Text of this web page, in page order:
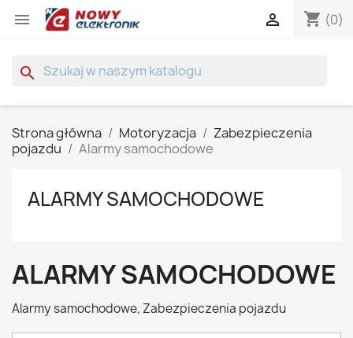
 shopping_cart (0)

search
Strona główna Motoryzacja
Zabezpieczenia
pojazdu
Alarmy samochodowe
ALARMY SAMOCHODOWE
ALARMY SAMOCHODOWE
Alarmy samochodowe, Zabezpieczenia pojazdu